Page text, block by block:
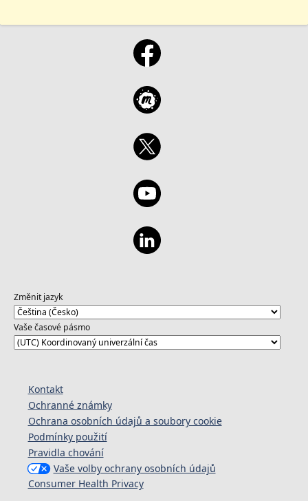
Změnit jazyk
Vaše časové pásmo
Kontakt
Ochranné známky
Ochrana osobních údajů a soubory cookie
Podmínky použití
Pravidla chování
Vaše volby ochrany osobních údajů
Consumer Health Privacy